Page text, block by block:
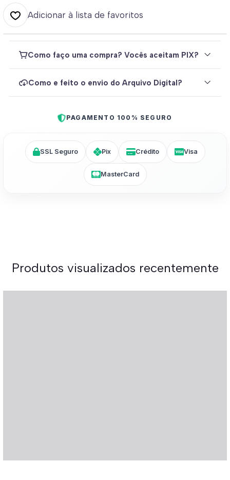
Adicionar à lista de favoritos
Como faço uma compra? Vocês aceitam PIX?
Como e feito o envio do Arquivo Digital?
PAGAMENTO 100% SEGURO
SSL Seguro Pix Crédito Visa
MasterCard
Produtos visualizados recentemente